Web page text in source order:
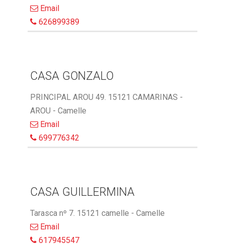
Email
626899389
CASA GONZALO
PRINCIPAL AROU 49. 15121 CAMARINAS -
AROU - Camelle
Email
699776342
CASA GUILLERMINA
Tarasca nº 7. 15121 camelle - Camelle
Email
617945547